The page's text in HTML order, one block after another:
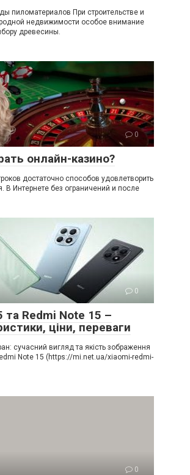
пиломатериалов При строительстве и
недвижимости особое внимание
древесины.
0
онлайн-казино?
достаточно способов удовлетворить
В Интернете без ограничений и после
0
та Redmi Note 15 –
ціни, переваги
сучасний вигляд та якість зображення
Note 15 (https://mi.net.ua/xiaomi-redmi-
0